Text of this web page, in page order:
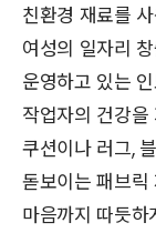
친환경 재료를
여성의 일자리
운영하고 있는
작업자의 건강
쿠션이나 러그,
돋보이는 패브
마음까지 따듯하